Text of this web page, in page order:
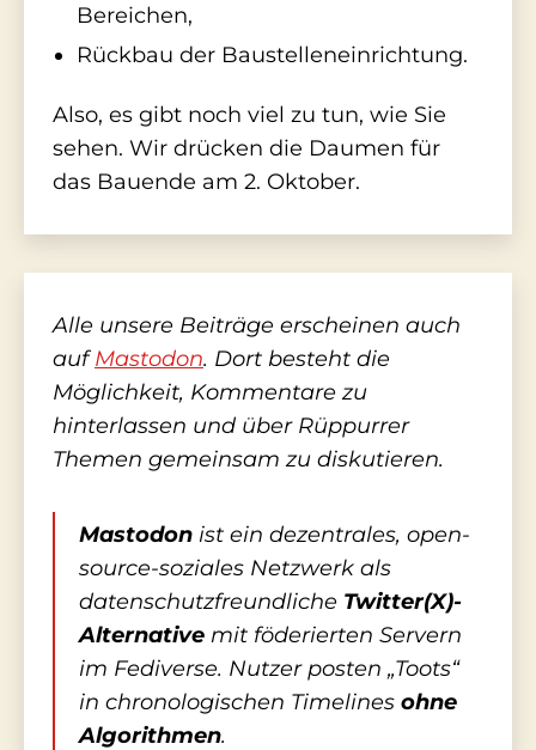
Bereichen,
Rückbau der Baustelleneinrichtung.
Also, es gibt noch viel zu tun, wie Sie
sehen. Wir drücken die Daumen für
das Bauende am 2. Oktober.
Alle unsere Beiträge erscheinen auch
aufMastodon. Dort besteht die
Möglichkeit, Kommentare zu
hinterlassen und über Rüppurrer
Themen gemeinsam zu diskutieren.
Mastodon ist ein dezentrales, open-
source-soziales Netzwerk als
datenschutzfreundliche Twitter(X)-
Alternative mit föderierten Servern
im Fediverse. Nutzer posten „Toots“
in chronologischen Timelines ohne
Algorithmen.